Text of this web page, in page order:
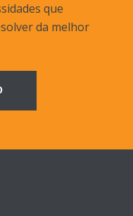
que
da melhor